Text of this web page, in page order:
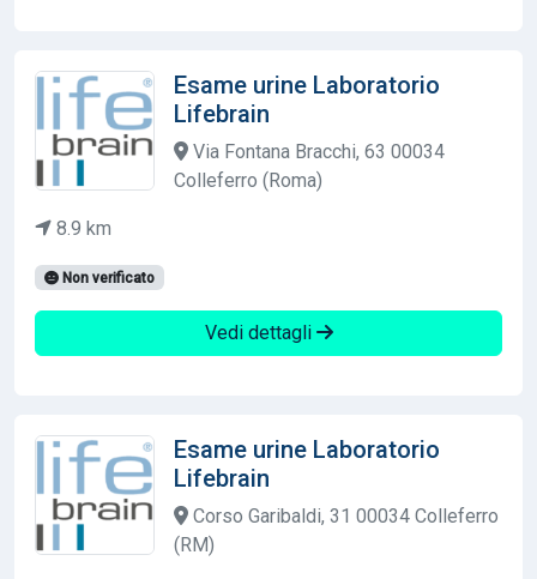
Esame urine Laboratorio
Lifebrain
Via Fontana Bracchi, 63 00034
Colleferro (Roma)
8.9 km
Non verificato
Vedi dettagli
Esame urine Laboratorio
Lifebrain
Corso Garibaldi, 31 00034 Colleferro
(RM)